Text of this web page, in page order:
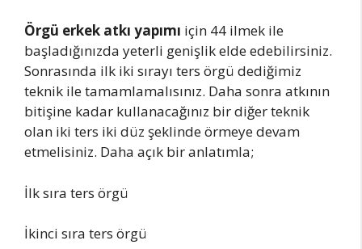
Örgü erkek atkı yapımı için 44 ilmek ile
başladığınızda yeterli genişlik elde edebilirsiniz.
Sonrasında ilk iki sırayı ters örgü dediğimiz
teknik ile tamamlamalısınız. Daha sonra atkının
bitişine kadar kullanacağınız bir diğer teknik
olan iki ters iki düz şeklinde örmeye devam
etmelisiniz. Daha açık bir anlatımla;
İlk sıra ters örgü
İkinci sıra ters örgü